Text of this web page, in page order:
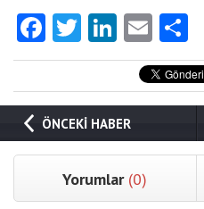
Facebook
Twitter
LinkedIn
Email
ÖNCEKİ HABER
Yorumlar (0)